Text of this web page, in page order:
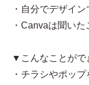
・自分でデザイ
・Canvaは聞い
▼こんなことがで
・チラシやポッ